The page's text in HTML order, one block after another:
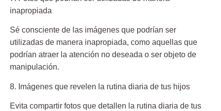
inapropiada
Sé consciente de las imágenes que podrían ser
utilizadas de manera inapropiada, como aquellas que
podrían atraer la atención no deseada o ser objeto de
manipulación.
8. Imágenes que revelen la rutina diaria de tus hijos
Evita compartir fotos que detallen la rutina diaria de tus